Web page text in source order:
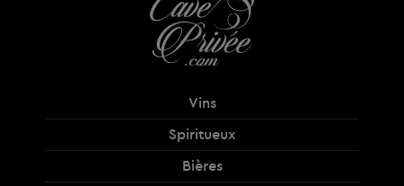
Vins
Spiritueux
Bières